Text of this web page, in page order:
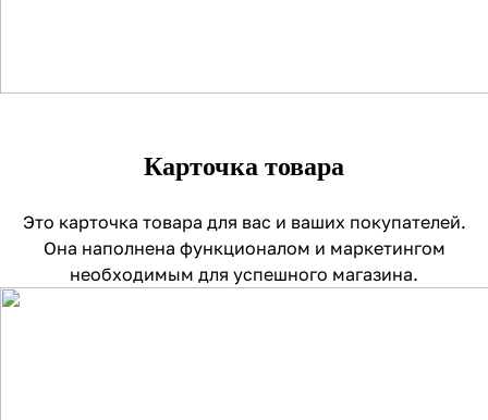
Карточка товара
Это карточка товара для вас и ваших покупателей.
Она наполнена функционалом и маркетингом
необходимым для успешного магазина.